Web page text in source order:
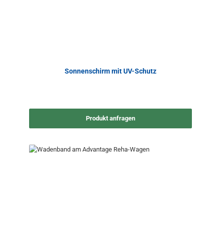
Sonnenschirm mit UV-Schutz
Produkt anfragen